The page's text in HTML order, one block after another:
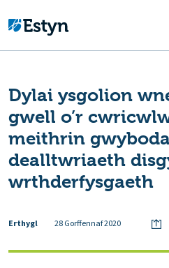
Dylai ysgolion
gwell o’r
meithrin
dealltwriaeth
wrthderfysgaeth
Erthygl 28 Gorffennaf 2020